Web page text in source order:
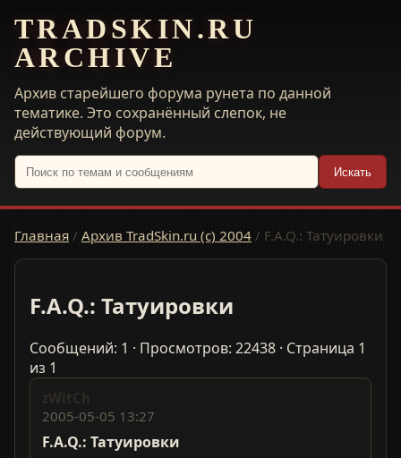
TRADSKIN.RU
ARCHIVE
Архив старейшего форума рунета по данной
тематике. Это сохранённый слепок, не
действующий форум.
Искать
Главная / Архив TradSkin.ru (с) 2004 / F.A.Q.: Татуировки
F.A.Q.: Татуировки
Сообщений: 1 · Просмотров: 22438 · Страница 1
из 1
zWitCh
2005-05-05 13:27
F.A.Q.: Татуировки